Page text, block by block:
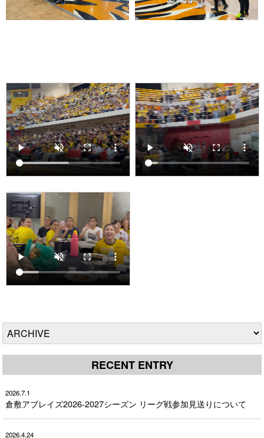
RECENT ENTRY
2026.7.1
倉敷アブレイズ2026-2027シーズン リーグ戦参加見送りについて
2026.4.24